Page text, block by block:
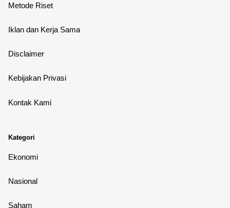
Metode Riset
Iklan dan Kerja Sama
Disclaimer
Kebijakan Privasi
Kontak Kami
Kategori
Ekonomi
Nasional
Saham